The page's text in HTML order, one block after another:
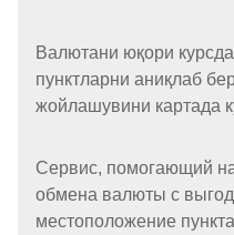
Валютани юқори
пунктларни аниқлаб
жойлашувини картада
Сервис, помогающий
обмена валюты с
местоположение